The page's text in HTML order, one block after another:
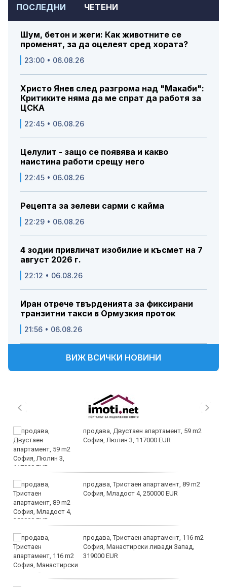
ПОСЛЕДНИ ЧЕТЕНИ
Шум, бетон и жеги: Как животните се
променят, за да оцелеят сред хората?
23:00 • 06.08.26
Христо Янев след разгрома над "Макаби":
Критиките няма да ме спрат да работя за
ЦСКА
22:45 • 06.08.26
Целулит - защо се появява и какво
наистина работи срещу него
22:45 • 06.08.26
Рецепта за зелеви сарми с кайма
22:29 • 06.08.26
4 зодии привличат изобилие и късмет на 7
август 2026 г.
22:12 • 06.08.26
Иран отрече твърденията за фиксирани
транзитни такси в Ормузкия проток
21:56 • 06.08.26
ВИЖ ВСИЧКИ НОВИНИ
продава, Двустаен апартамент, 59 m2
София, Люлин 3, 117000 EUR
продава, Тристаен апартамент, 89 m2
София, Младост 4, 250000 EUR
продава, Тристаен апартамент, 116 m2
София, Манастирски ливади Запад,
319000 EUR